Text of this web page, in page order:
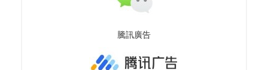
騰訊廣告